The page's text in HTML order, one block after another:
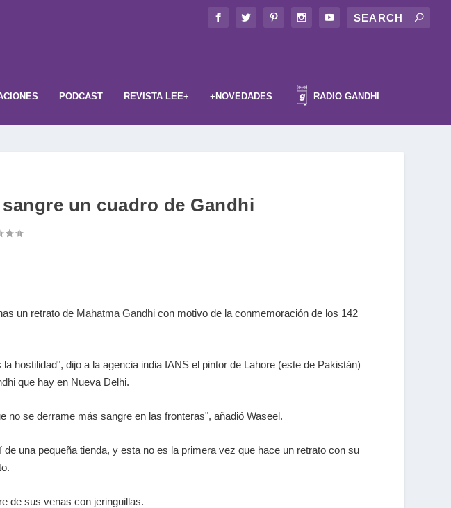
PODCAST REVISTA LEE+ +NOVEDADES RADIO GANDHI
un cuadro de Gandhi
un retrato de Mahatma Gandhi con motivo de la conmemoración de los 142
hostilidad", dijo a la agencia india IANS el pintor de Lahore (este de Pakistán)
que hay en Nueva Delhi.
no se derrame más sangre en las fronteras", añadió Waseel.
una pequeña tienda, y esta no es la primera vez que hace un retrato con su
de sus venas con jeringuillas.